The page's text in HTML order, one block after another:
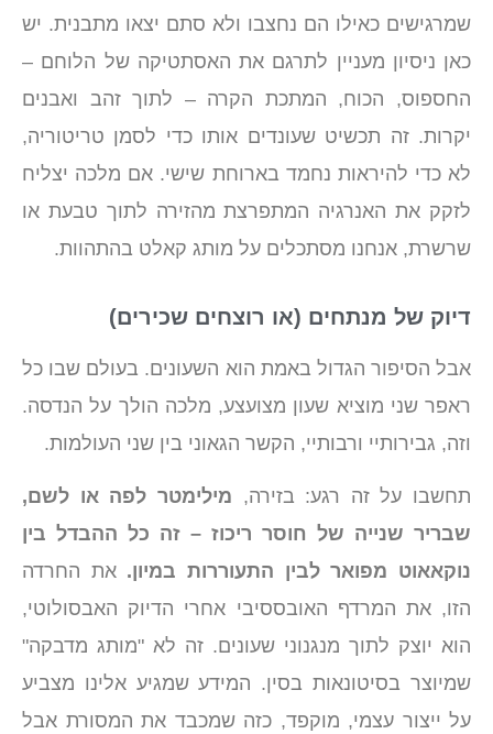
שמרגישים כאילו הם נחצבו ולא סתם יצאו מתבנית. יש
כאן ניסיון מעניין לתרגם את האסתטיקה של הלוחם –
החספוס, הכוח, המתכת הקרה – לתוך זהב ואבנים
יקרות. זה תכשיט שעונדים אותו כדי לסמן טריטוריה,
לא כדי להיראות נחמד בארוחת שישי. אם מלכה יצליח
לזקק את האנרגיה המתפרצת מהזירה לתוך טבעת או
שרשרת, אנחנו מסתכלים על מותג קאלט בהתהוות.
דיוק של מנתחים (או רוצחים שכירים)
אבל הסיפור הגדול באמת הוא השעונים. בעולם שבו כל
ראפר שני מוציא שעון מצועצע, מלכה הולך על הנדסה.
וזה, גבירותיי ורבותיי, הקשר הגאוני בין שני העולמות.
תחשבו על זה רגע: בזירה, מילימטר לפה או לשם,
שבריר שנייה של חוסר ריכוז – זה כל ההבדל בין
נוקאאוט מפואר לבין התעוררות במיון. את החרדה
הזו, את המרדף האובססיבי אחרי הדיוק האבסולוטי,
הוא יוצק לתוך מנגנוני שעונים. זה לא "מותג מדבקה"
שמיוצר בסיטונאות בסין. המידע שמגיע אלינו מצביע
על ייצור עצמי, מוקפד, כזה שמכבד את המסורת אבל